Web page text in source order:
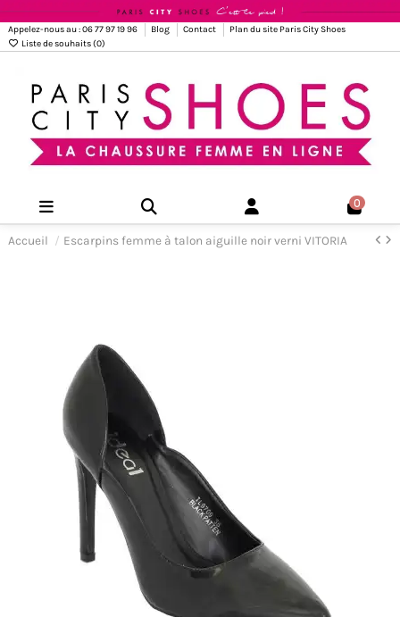
Appelez-nous au : 06 77 97 19 96 Blog Contact
Plan du site Paris City Shoes
Liste de souhaits (0)
0
Accueil Escarpins femme à talon aiguille noir verni VITORIA